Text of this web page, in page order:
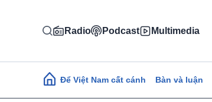
Radio Podcast Multimedia
Main navigation
Để Việt Nam cất cánh Bàn và luận